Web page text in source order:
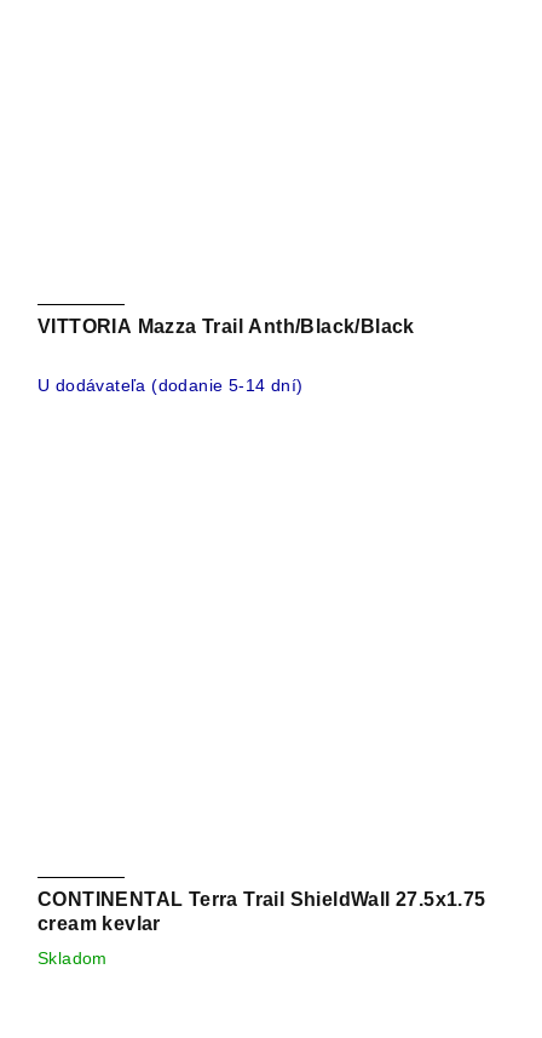
VITTORIA Mazza Trail Anth/Black/Black
U dodávateľa (dodanie 5-14 dní)
CONTINENTAL Terra Trail ShieldWall 27.5x1.75
cream kevlar
Skladom